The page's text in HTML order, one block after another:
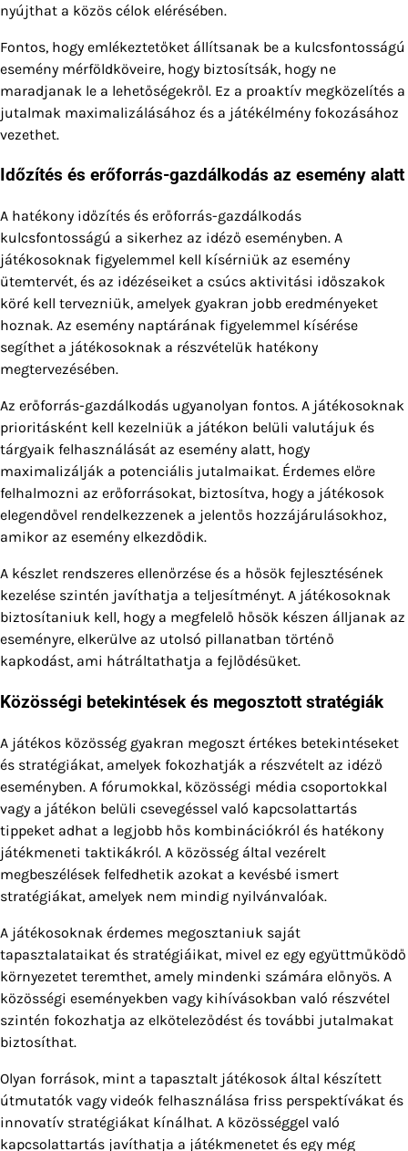
nyújthat a közös célok elérésében.
Fontos, hogy emlékeztetőket állítsanak be a kulcsfontosságú
esemény mérföldköveire, hogy biztosítsák, hogy ne
maradjanak le a lehetőségekről. Ez a proaktív megközelítés a
jutalmak maximalizálásához és a játékélmény fokozásához
vezethet.
Időzítés és erőforrás-gazdálkodás az esemény alatt
A hatékony időzítés és erőforrás-gazdálkodás
kulcsfontosságú a sikerhez az idéző eseményben. A
játékosoknak figyelemmel kell kísérniük az esemény
ütemtervét, és az idézéseiket a csúcs aktivitási időszakok
köré kell tervezniük, amelyek gyakran jobb eredményeket
hoznak. Az esemény naptárának figyelemmel kísérése
segíthet a játékosoknak a részvételük hatékony
megtervezésében.
Az erőforrás-gazdálkodás ugyanolyan fontos. A játékosoknak
prioritásként kell kezelniük a játékon belüli valutájuk és
tárgyaik felhasználását az esemény alatt, hogy
maximalizálják a potenciális jutalmaikat. Érdemes előre
felhalmozni az erőforrásokat, biztosítva, hogy a játékosok
elegendővel rendelkezzenek a jelentős hozzájárulásokhoz,
amikor az esemény elkezdődik.
A készlet rendszeres ellenőrzése és a hősök fejlesztésének
kezelése szintén javíthatja a teljesítményt. A játékosoknak
biztosítaniuk kell, hogy a megfelelő hősök készen álljanak az
eseményre, elkerülve az utolsó pillanatban történő
kapkodást, ami hátráltathatja a fejlődésüket.
Közösségi betekintések és megosztott stratégiák
A játékos közösség gyakran megoszt értékes betekintéseket
és stratégiákat, amelyek fokozhatják a részvételt az idéző
eseményben. A fórumokkal, közösségi média csoportokkal
vagy a játékon belüli csevegéssel való kapcsolattartás
tippeket adhat a legjobb hős kombinációkról és hatékony
játékmeneti taktikákról. A közösség által vezérelt
megbeszélések felfedhetik azokat a kevésbé ismert
stratégiákat, amelyek nem mindig nyilvánvalóak.
A játékosoknak érdemes megosztaniuk saját
tapasztalataikat és stratégiáikat, mivel ez egy együttműködő
környezetet teremthet, amely mindenki számára előnyös. A
közösségi eseményekben vagy kihívásokban való részvétel
szintén fokozhatja az elköteleződést és további jutalmakat
biztosíthat.
Olyan források, mint a tapasztalt játékosok által készített
útmutatók vagy videók felhasználása friss perspektívákat és
innovatív stratégiákat kínálhat. A közösséggel való
kapcsolattartás javíthatja a játékmenetet és egy még